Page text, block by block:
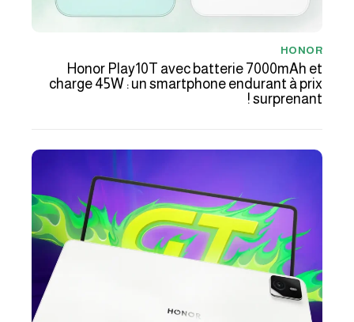
HONOR
Honor Play10T avec batterie 7000mAh et
charge 45W : un smartphone endurant à prix
surprenant !